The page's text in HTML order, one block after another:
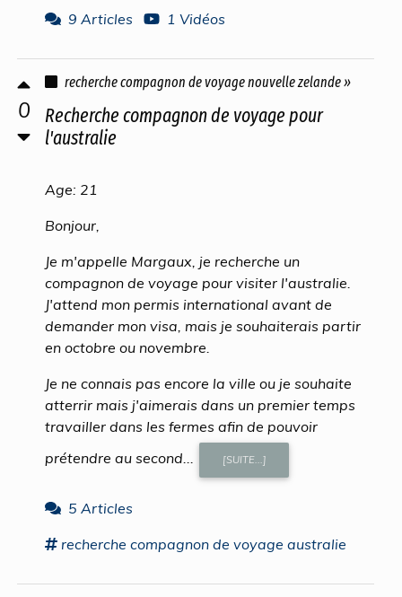
9 Articles 1 Vidéos
0
recherche compagnon de voyage nouvelle zelande »
Recherche compagnon de voyage pour
l'australie
Age: 21
Bonjour,
Je m'appelle Margaux, je recherche un
compagnon de voyage pour visiter l'australie.
J'attend mon permis international avant de
demander mon visa, mais je souhaiterais partir
en octobre ou novembre.
Je ne connais pas encore la ville ou je souhaite
atterrir mais j'aimerais dans un premier temps
travailler dans les fermes afin de pouvoir
prétendre au second...
[SUITE...]
5 Articles
recherche compagnon de voyage australie